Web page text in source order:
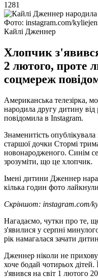
1281
Фото: instagram.com/
Кайлі Дженнер
Хлопчик
2 лютого, проте
соцмереж
Американська телезірка,
народила другу дитину
повідомила в Instagram.
Знаменитість
старшої дочки Стормі
новонародженого. Синім
зрозуміти, що це хлопчик.
Імені дитини Дженнер
кілька годин фото
Скріншот: instagram.com/
Нагадаємо, чутки про те,
з'явилися у серпні
рік намагалася зачати
Дженнер ніколи не
хоче бодай чотирьох дітей.
з'явився на світ 1 лютого